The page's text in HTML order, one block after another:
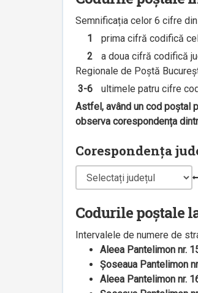
Semnificația celor 6 cifre
1
prima cifră codifică
2
a doua cifră codifică
Regionale de Poștă
3-6
ultimele patru cifre
Astfel, având un cod poștal
observa corespondența
Corespondența
Codurile poștale
Intervalele de numere de
Aleea Pantelimon nr.
Șoseaua Pantelimon
Aleea Pantelimon nr.